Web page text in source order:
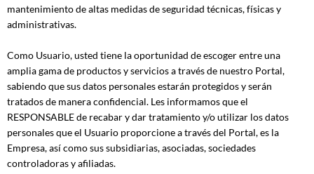
mantenimiento de altas medidas de seguridad técnicas, físicas y
administrativas.
Como Usuario, usted tiene la oportunidad de escoger entre una
amplia gama de productos y servicios a través de nuestro Portal,
sabiendo que sus datos personales estarán protegidos y serán
tratados de manera confidencial. Les informamos que el
RESPONSABLE de recabar y dar tratamiento y/o utilizar los datos
personales que el Usuario proporcione a través del Portal, es la
Empresa, así como sus subsidiarias, asociadas, sociedades
controladoras y afiliadas.